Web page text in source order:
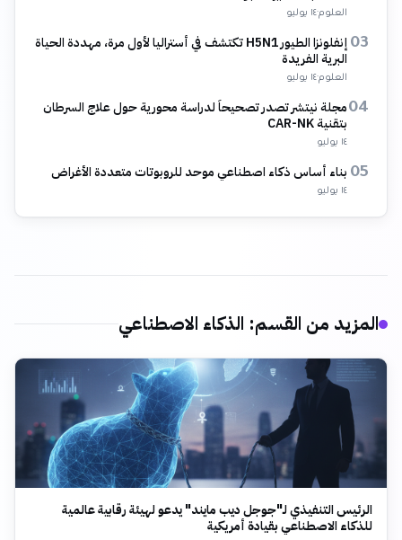
العلوم·١٤ يوليو
03
إنفلونزا الطيور H5N1 تكتشف في أستراليا لأول مرة، مهددة الحياة
البرية الفريدة
العلوم·١٤ يوليو
04مجلة نيتشر تصدر تصحيحاً لدراسة محورية حول علاج السرطان
بتقنية CAR-NK
١٤ يوليو
05 بناء أساس ذكاء اصطناعي موحد للروبوتات متعددة الأغراض
١٤ يوليو
المزيد من القسم: الذكاء الاصطناعي
الرئيس التنفيذي لـ"جوجل ديب مايند" يدعو لهيئة رقابية عالمية
للذكاء الاصطناعي بقيادة أمريكية